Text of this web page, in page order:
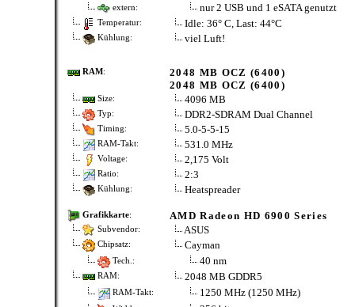
extern: nur 2 USB und 1 eSATA genutzt
Temperatur: Idle: 36° C, Last: 44°C
Kühlung: viel Luft!
RAM:
2048 MB OCZ (6400)
2048 MB OCZ (6400)
Size: 4096 MB
Typ: DDR2-SDRAM Dual Channel
Timing: 5.0-5-5-15
RAM-Takt: 531.0 MHz
Voltage: 2,175 Volt
Ratio: 2:3
Kühlung: Heatspreader
Grafikkarte: AMD Radeon HD 6900 Series
Subvendor: ASUS
Chipsatz: Cayman
Tech.: 40 nm
RAM: 2048 MB GDDR5
RAM-Takt: 1250 MHz (1250 MHz)